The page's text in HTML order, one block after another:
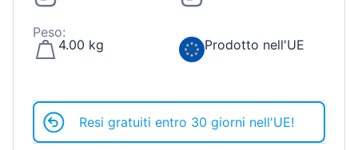
Peso:
4.00 kg
Prodotto nell'UE
Resi gratuiti entro 30 giorni nell'UE!